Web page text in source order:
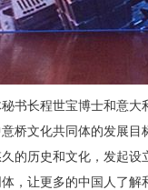
长程世宝博士和意大利
桥文化共同体的发展目
历史和文化，发起设
，让更多的中国人了解